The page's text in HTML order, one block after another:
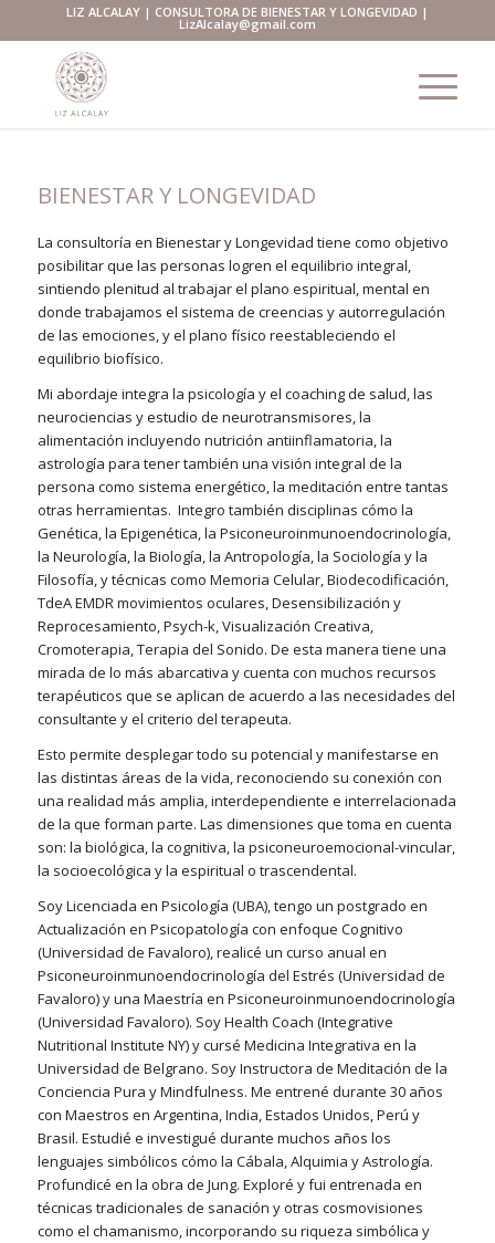
LIZ ALCALAY | CONSULTORA DE BIENESTAR Y LONGEVIDAD |
LizAlcalay@gmail.com
BIENESTAR Y LONGEVIDAD
La consultoría en Bienestar y Longevidad tiene como objetivo
posibilitar que las personas logren el equilibrio integral,
sintiendo plenitud al trabajar el plano espiritual, mental en
donde trabajamos el sistema de creencias y autorregulación
de las emociones, y el plano físico reestableciendo el
equilibrio biofísico.
Mi abordaje integra la psicología y el coaching de salud, las
neurociencias y estudio de neurotransmisores, la
alimentación incluyendo nutrición antiinflamatoria, la
astrología para tener también una visión integral de la
persona como sistema energético, la meditación entre tantas
otras herramientas. Integro también disciplinas cómo la
Genética, la Epigenética, la Psiconeuroinmunoendocrinología,
la Neurología, la Biología, la Antropología, la Sociología y la
Filosofía, y técnicas como Memoria Celular, Biodecodificación,
TdeA EMDR movimientos oculares, Desensibilización y
Reprocesamiento, Psych-k, Visualización Creativa,
Cromoterapia, Terapia del Sonido. De esta manera tiene una
mirada de lo más abarcativa y cuenta con muchos recursos
terapéuticos que se aplican de acuerdo a las necesidades del
consultante y el criterio del terapeuta.
Esto permite desplegar todo su potencial y manifestarse en
las distintas áreas de la vida, reconociendo su conexión con
una realidad más amplia, interdependiente e interrelacionada
de la que forman parte. Las dimensiones que toma en cuenta
son: la biológica, la cognitiva, la psiconeuroemocional-vincular,
la socioecológica y la espiritual o trascendental.
Soy Licenciada en Psicología (UBA), tengo un postgrado en
Actualización en Psicopatología con enfoque Cognitivo
(Universidad de Favaloro), realicé un curso anual en
Psiconeuroinmunoendocrinología del Estrés (Universidad de
Favaloro) y una Maestría en Psiconeuroinmunoendocrinología
(Universidad Favaloro). Soy Health Coach (Integrative
Nutritional Institute NY) y cursé Medicina Integrativa en la
Universidad de Belgrano. Soy Instructora de Meditación de la
Conciencia Pura y Mindfulness. Me entrené durante 30 años
con Maestros en Argentina, India, Estados Unidos, Perú y
Brasil. Estudié e investigué durante muchos años los
lenguajes simbólicos cómo la Cábala, Alquimia y Astrología.
Profundicé en la obra de Jung. Exploré y fui entrenada en
técnicas tradicionales de sanación y otras cosmovisiones
como el chamanismo, incorporando su riqueza simbólica y